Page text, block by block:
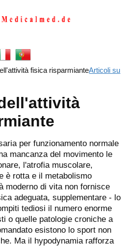
fisica risparmianteArticoli su
per funzionamento normale
mancanza del movimento le
l'atrofia muscolare,
è rotta e il metabolismo
moderno di vita non fornisce
adeguata, supplementare - lo
tediosi il numero enorme
o quelle patologie croniche a
esistono lo sport non
Ma il hypodynamia rafforza